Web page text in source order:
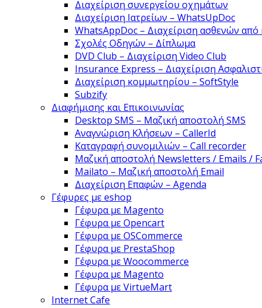
Διαχείριση συνεργείου οχημάτων
Διαχείριση Ιατρείων – WhatsUpDoc
WhatsAppDoc – Διαχείριση ασθενών από
Σχολές Οδηγών – Δίπλωμα
DVD Club – Διαχείριση Video Club
Insurance Express – Διαχείριση
Διαχείριση κομμωτηρίου – SoftStyle
Subzify
Διαφήμισης και Επικοινωνίας
Desktop SMS – Μαζική αποστολή SMS
Αναγνώριση Κλήσεων – CallerId
Καταγραφή συνομιλιών – Call recorder
Μαζική αποστολή Newsletters / Emails /
Mailato – Μαζική αποστολή Email
Διαχείριση Επαφών – Agenda
Γέφυρες με eshop
Γέφυρα με Magento
Γέφυρα με Opencart
Γέφυρα με OSCommerce
Γέφυρα με PrestaShop
Γέφυρα με Woocommerce
Γέφυρα με Magento
Γέφυρα με VirtueMart
Internet Cafe